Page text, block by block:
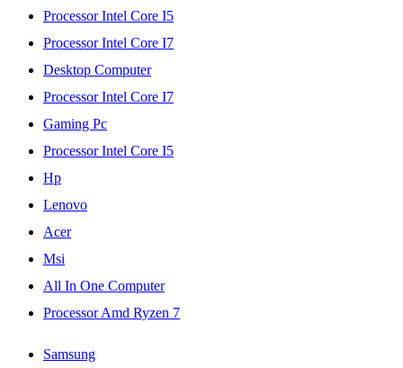
Processor Intel Core I5
Processor Intel Core I7
Desktop Computer
Processor Intel Core I7
Gaming Pc
Processor Intel Core I5
Hp
Lenovo
Acer
Msi
All In One Computer
Processor Amd Ryzen 7
Samsung